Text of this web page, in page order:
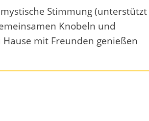
Stimmung (unterstützt
Knobeln und
mit Freunden genießen